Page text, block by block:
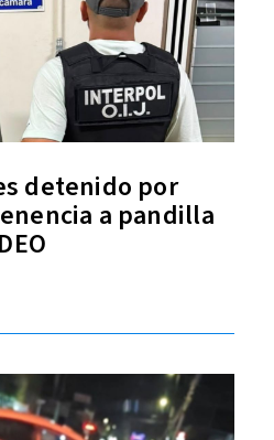
detenido por
a pandilla